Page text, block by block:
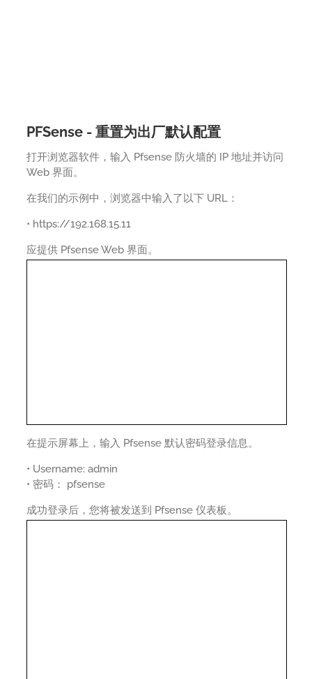
PFSense - 重置为出厂默认配置
打开浏览器软件，输入 Pfsense 防火墙的 IP 地址并访问
Web 界面。
在我们的示例中，浏览器中输入了以下 URL：
• https://192.168.15.11
应提供 Pfsense Web 界面。
在提示屏幕上，输入 Pfsense 默认密码登录信息。
• Username: admin
• 密码： pfsense
成功登录后，您将被发送到 Pfsense 仪表板。